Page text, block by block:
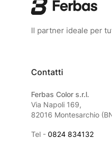
Il partner ideale per
Contatti
Ferbas Color s.r.l.
Via Napoli 169,
82016 Montesarchio
Tel - 0824 834132